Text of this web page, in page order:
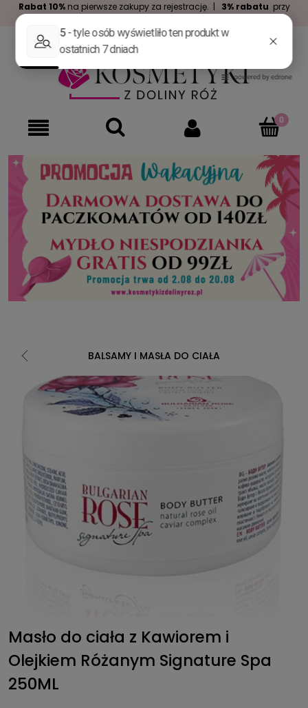
Rabat 10%na pierwsze zakupy za rejestrację. | 3% rabatu przy
BALSAMY I MASŁA DO CIAŁA
Masło do ciała z Kawiorem i
Olejkiem Różanym Signature Spa
250ML